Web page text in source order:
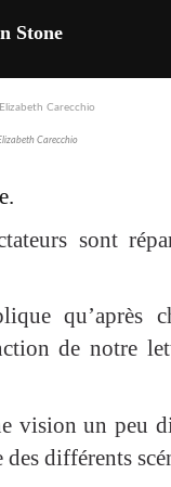
Stone
Carecchio
sont
qu’après
de notre
vision un peu
différents